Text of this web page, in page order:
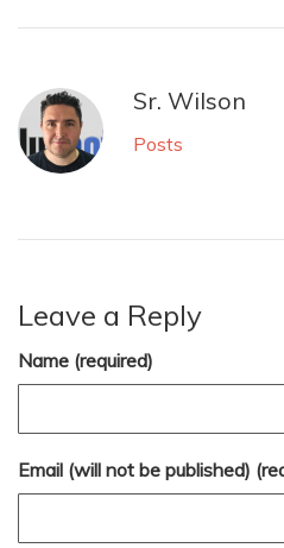
Sr. Wilson
Posts
Leave a Reply
Name (required)
Email (will not be published)